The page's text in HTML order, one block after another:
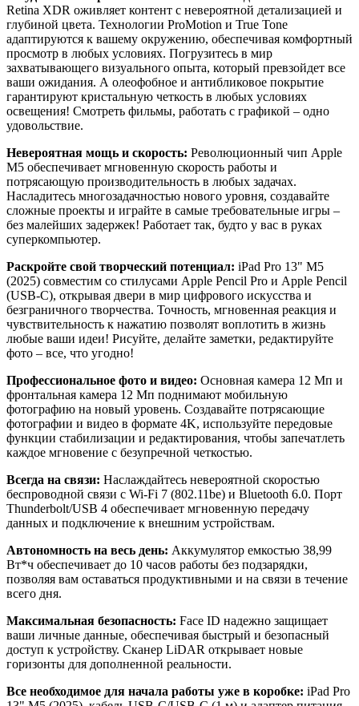
Retina XDR оживляет контент с невероятной детализацией и
глубиной цвета. Технологии ProMotion и True Tone
адаптируются к вашему окружению, обеспечивая комфортный
просмотр в любых условиях. Погрузитесь в мир
захватывающего визуального опыта, который превзойдет все
ваши ожидания. А олеофобное и антибликовое покрытие
гарантируют кристальную четкость в любых условиях
освещения! Смотреть фильмы, работать с графикой – одно
удовольствие.
Невероятная мощь и скорость: Революционный чип Apple
M5 обеспечивает мгновенную скорость работы и
потрясающую производительность в любых задачах.
Насладитесь многозадачностью нового уровня, создавайте
сложные проекты и играйте в самые требовательные игры –
без малейших задержек! Работает так, будто у вас в руках
суперкомпьютер.
Раскройте свой творческий потенциал: iPad Pro 13" M5
(2025) совместим со стилусами Apple Pencil Pro и Apple Pencil
(USB-C), открывая двери в мир цифрового искусства и
безграничного творчества. Точность, мгновенная реакция и
чувствительность к нажатию позволят воплотить в жизнь
любые ваши идеи! Рисуйте, делайте заметки, редактируйте
фото – все, что угодно!
Профессиональное фото и видео: Основная камера 12 Мп и
фронтальная камера 12 Мп поднимают мобильную
фотографию на новый уровень. Создавайте потрясающие
фотографии и видео в формате 4K, используйте передовые
функции стабилизации и редактирования, чтобы запечатлеть
каждое мгновение с безупречной четкостью.
Всегда на связи: Наслаждайтесь невероятной скоростью
беспроводной связи с Wi-Fi 7 (802.11be) и Bluetooth 6.0. Порт
Thunderbolt/USB 4 обеспечивает мгновенную передачу
данных и подключение к внешним устройствам.
Автономность на весь день: Аккумулятор емкостью 38,99
Вт*ч обеспечивает до 10 часов работы без подзарядки,
позволяя вам оставаться продуктивными и на связи в течение
всего дня.
Максимальная безопасность: Face ID надежно защищает
ваши личные данные, обеспечивая быстрый и безопасный
доступ к устройству. Сканер LiDAR открывает новые
горизонты для дополненной реальности.
Все необходимое для начала работы уже в коробке: iPad Pro